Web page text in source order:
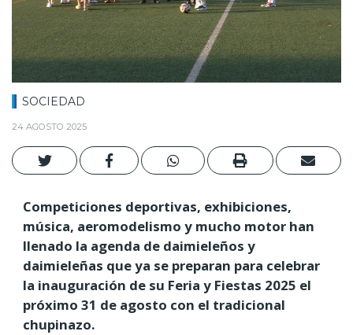
SOCIEDAD
24 AGOSTO 2025
Competiciones deportivas, exhibiciones,
música, aeromodelismo y mucho motor han
llenado la agenda de daimieleños y
daimieleñas que ya se preparan para celebrar
la inauguración de su Feria y Fiestas 2025 el
próximo 31 de agosto con el tradicional
chupinazo.